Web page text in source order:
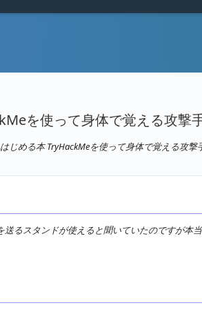
を使って身体で覚える攻撃
じめる本 TryHackMeを使って身体で覚える攻
るスタンドが使えると聞いていたのですが